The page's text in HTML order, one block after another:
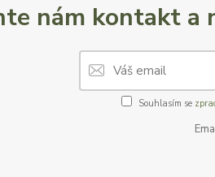
nám kontakt a
Souhlasím se